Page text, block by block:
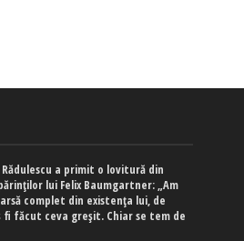
a primit o lovitură din
lui Felix Baumgartner: „Am
complet din existența lui, de
fi făcut ceva greșit. Chiar se tem de